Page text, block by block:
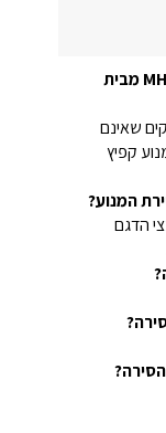
מה כוללת ערכת רכיבי דגם הסירה MH-010 מבית
שאינם
קפיץ
המנוע?
הדגם